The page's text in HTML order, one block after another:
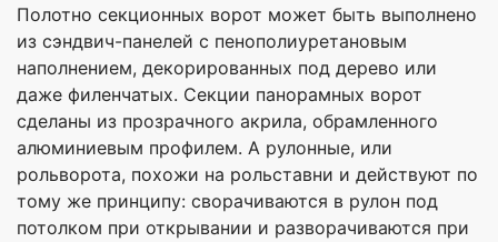
Полотно секционных ворот может быть выполнено
из сэндвич-панелей с пенополиуретановым
наполнением, декорированных под дерево или
даже филенчатых. Секции панорамных ворот
сделаны из прозрачного акрила, обрамленного
алюминиевым профилем. А рулонные, или
рольворота, похожи на рольставни и действуют по
тому же принципу: сворачиваются в рулон под
потолком при открывании и разворачиваются при